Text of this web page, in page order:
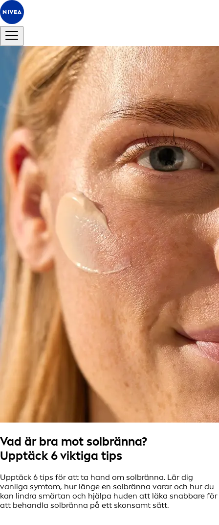
Vad är bra mot solbränna?
Upptäck 6 viktiga tips
Upptäck 6 tips för att ta hand om solbränna. Lär dig
vanliga symtom, hur länge en solbränna varar och hur du
kan lindra smärtan och hjälpa huden att läka snabbare för
att behandla solbränna på ett skonsamt sätt.